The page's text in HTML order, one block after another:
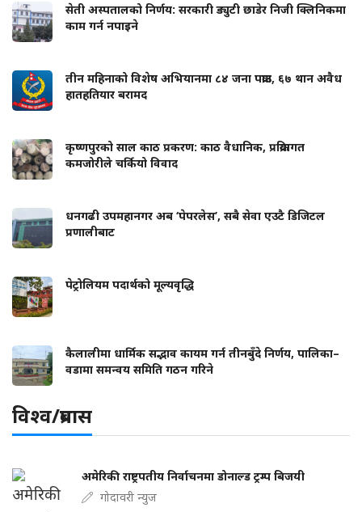
सेती अस्पतालको निर्णय: सरकारी ड्युटी छाडेर निजी क्लिनिकमा
काम गर्न नपाइने
तीन महिनाको विशेष अभियानमा ८४ जना पक्राउ, ६७ थान अवैध
हातहतियार बरामद
कृष्णपुरको साल काठ प्रकरण: काठ वैधानिक, प्रक्रियागत
कमजोरीले चर्कियो विवाद
धनगढी उपमहानगर अब ‘पेपरलेस’, सबै सेवा एउटै डिजिटल
प्रणालीबाट
पेट्रोलियम पदार्थको मूल्यवृद्धि
कैलालीमा धार्मिक सद्भाव कायम गर्न तीनबुँदे निर्णय, पालिका–
वडामा समन्वय समिति गठन गरिने
विश्व/प्रबास
अमेरिकी राष्ट्रपतीय निर्वाचनमा डोनाल्ड ट्रम्प बिजयी
गोदावरी न्युज